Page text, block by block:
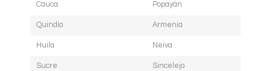
Cauca Popayán
Quindío Armenia
Huila Neiva
Sucre Sincelejo